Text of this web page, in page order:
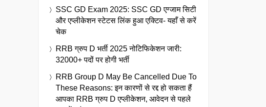
SSC GD Exam 2025: SSC GD एग्जाम सिटी
और एप्लीकेशन स्टेटस लिंक हुआ एक्टिव- यहाँ से करें
चेक
RRB ग्रुप D भर्ती 2025 नोटिफिकेशन जारी:
32000+ पदों पर होगी भर्ती
RRB Group D May Be Cancelled Due To
These Reasons: इन कारणों से रद्द हो सकता हैं
आपका RRB ग्रुप D एप्लीकेशन, आवेदन से पहले